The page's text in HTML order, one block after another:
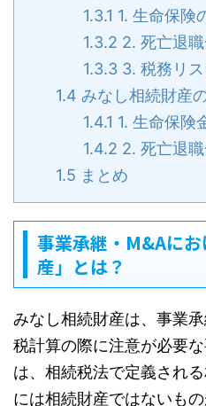
1.3.1 1. 生命保険
1.3.2 2. 死亡退
1.3.33. 税務リス
1.4 みなし相続財産
1.4.1 1. 生命保険
1.4.2 2. 死亡退
1.5 まとめ
事業承継・M&Aに
産」とは？
みなし相続財産は、事業
税計算の際に注意が必要
は、相続税法で定義され
には相続財産ではないも